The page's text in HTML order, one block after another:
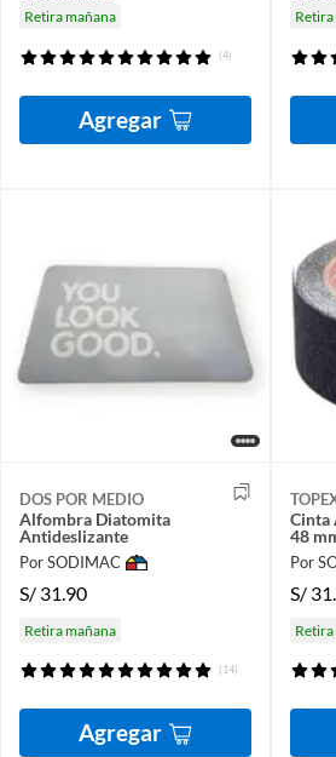
Retira mañana
(4)
Agregar
DOS POR MEDIO
Alfombra Diatomita
Antideslizante
Por SODIMAC
S/ 31.90
Retira mañana
(14)
Agregar
Cinta
48
Por
S/